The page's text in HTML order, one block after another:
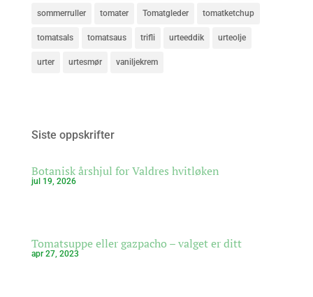
sommerruller tomater Tomatgleder tomatketchup
tomatsals tomatsaus trifli urteeddik urteolje
urter urtesmør vaniljekrem
Siste oppskrifter
Botanisk årshjul for Valdres hvitløken
jul 19, 2026
Tomatsuppe eller gazpacho – valget er ditt
apr 27, 2023